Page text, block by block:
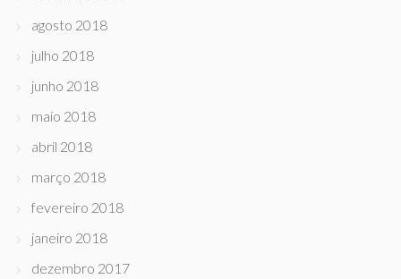
agosto 2018
julho 2018
junho 2018
maio 2018
abril 2018
março 2018
fevereiro 2018
janeiro 2018
dezembro 2017